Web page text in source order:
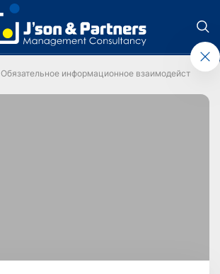
Обязательное информационное взаимодействие